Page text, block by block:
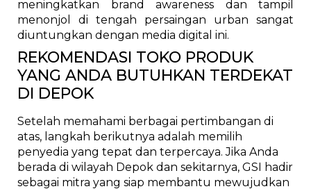
meningkatkan brand awareness dan tampil
menonjol di tengah persaingan urban sangat
diuntungkan dengan media digital ini.
REKOMENDASI TOKO PRODUK
YANG ANDA BUTUHKAN TERDEKAT
DI DEPOK
Setelah memahami berbagai pertimbangan di
atas, langkah berikutnya adalah memilih
penyedia yang tepat dan terpercaya. Jika Anda
berada di wilayah Depok dan sekitarnya, GSI hadir
sebagai mitra yang siap membantu mewujudkan